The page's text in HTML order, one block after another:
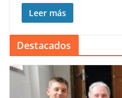
Leer más
Destacados